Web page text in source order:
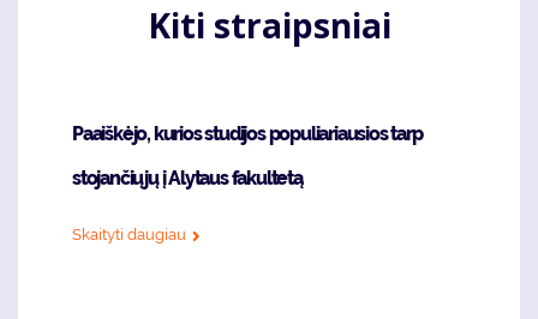
Kiti straipsniai
Paaiškėjo, kurios studijos populiariausios tarp
stojančiųjų į Alytaus fakultetą
Skaityti daugiau